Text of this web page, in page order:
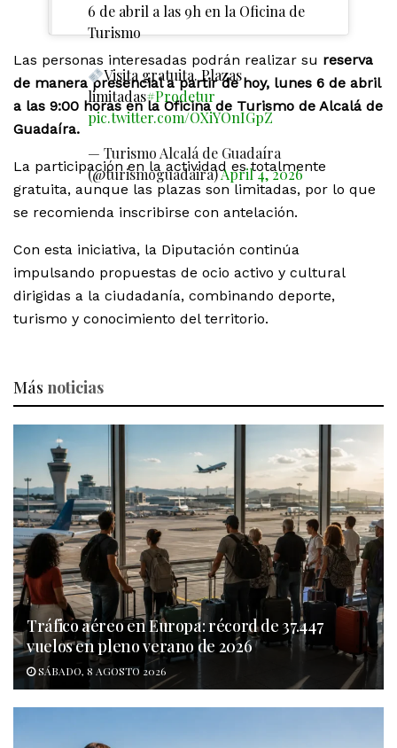
6 de abril a las 9h en la Oficina de
Turismo
Visita gratuita. Plazas
limitadas#Prodetur
pic.twitter.com/OXiYOnIGpZ
— Turismo Alcalá de Guadaíra
(@turismoguadaira)April 4, 2026
Las personas interesadas podrán realizar su reserva
de manera presencial a partir de hoy, lunes 6 de abril
a las 9:00 horas en la Oficina de Turismo de Alcalá de
Guadaíra.
La participación en la actividad es totalmente
gratuita, aunque las plazas son limitadas, por lo que
se recomienda inscribirse con antelación.
Con esta iniciativa, la Diputación continúa
impulsando propuestas de ocio activo y cultural
dirigidas a la ciudadanía, combinando deporte,
turismo y conocimiento del territorio.
Más noticias
Tráfico aéreo en Europa: récord de 37.447
vuelos en pleno verano de 2026
SÁBADO, 8 AGOSTO 2026